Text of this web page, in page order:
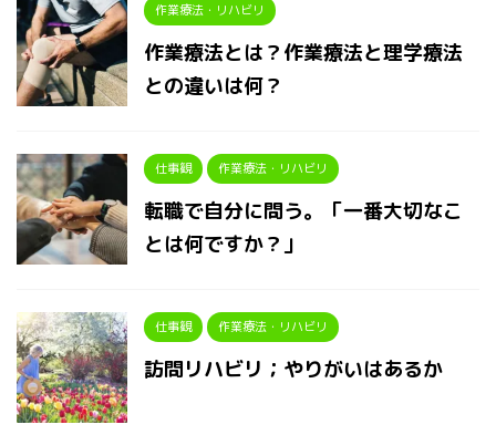
作業療法・リハビリ
作業療法とは？作業療法と理学療法
との違いは何？
仕事観 作業療法・リハビリ
転職で自分に問う。「一番大切なこ
とは何ですか？」
仕事観 作業療法・リハビリ
訪問リハビリ；やりがいはあるか